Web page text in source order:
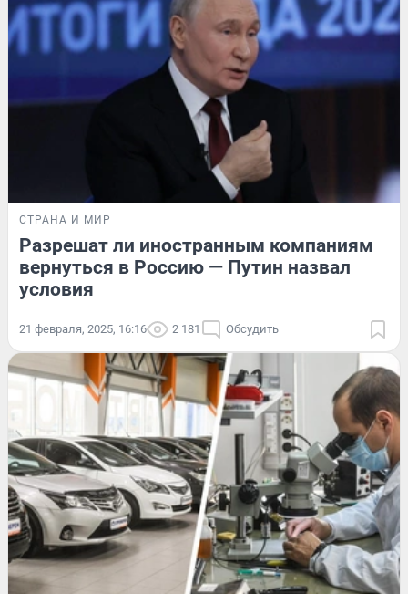
СТРАНА И МИР
Разрешат ли иностранным компаниям
вернуться в Россию — Путин назвал
условия
21 февраля, 2025, 16:16 2 181 Обсудить